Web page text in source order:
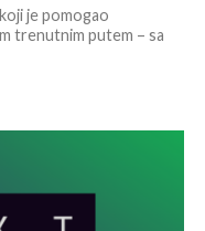
je pomogao
trenutnim putem – sa